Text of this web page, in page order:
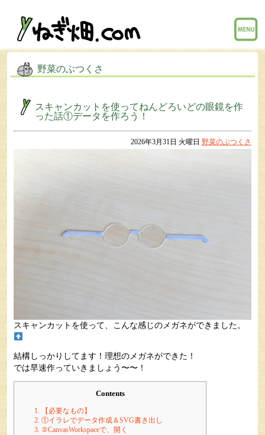
menu
野菜のぶつくさ
スキャンカットを使ってねんどろいどの眼鏡を作
った話①データを作ろう！
2026年3月31日 火曜日 野菜のぶつくさ
スキャンカットを使って、こんな感じのメガネができました。
結構しっかりしてます！理想のメガネができた！
では早速作っていきましょう〜〜！
Contents
1. 【必要なもの】
2. ①イラレでデータ作成＆SVG書き出し
3. ②CanvasWorkspaceで、開く